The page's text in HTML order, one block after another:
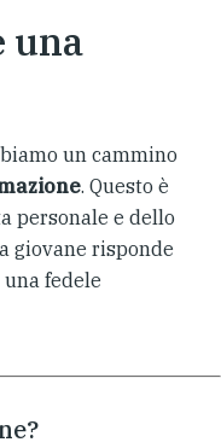
una
un cammino
. Questo è
personale e dello
giovane risponde
fedele